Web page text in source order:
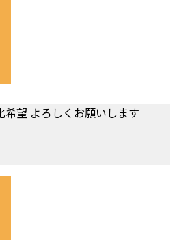
望 よろしくお願いします